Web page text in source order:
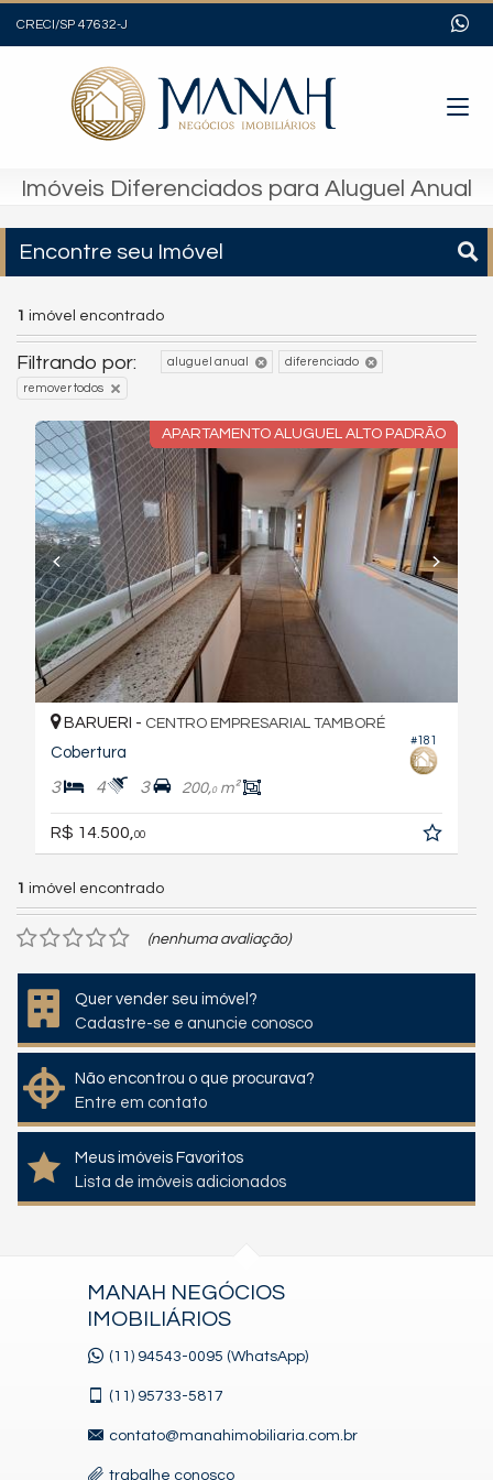
CRECI/SP 47632-J
Imóveis Diferenciados para Aluguel Anual
Encontre seu Imóvel
1 imóvel encontrado
Filtrando por: aluguel anual diferenciado
remover todos
APARTAMENTO ALUGUEL ALTO PADRÃO
#181
BARUERI - CENTRO EMPRESARIAL TAMBORÉ
Cobertura
3 4 3 200,0m²
R$ 14.500, 00
1 imóvel encontrado
(nenhuma avaliação)
Quer vender seu imóvel?
Cadastre-se e anuncie conosco
Não encontrou o que procurava?
Entre em contato
Meus imóveis Favoritos
Lista de imóveis adicionados
MANAH NEGÓCIOS
IMOBILIÁRIOS
(11) 94543-0095 (WhatsApp)
(11) 95733-5817
contato@manahimobiliaria.com.br
trabalhe conosco